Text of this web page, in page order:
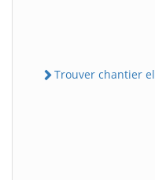
Trouver chantier